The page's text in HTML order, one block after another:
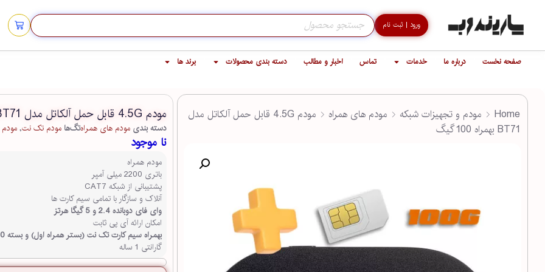
ورود | ثبت نام
صفحه نخست درباره ما خدمات تماس اخبار و مطالب دسته بندی محصولات برند ها
Home مودم و تجهیزات شبکه مودم های همراه
مودم 4.5G قابل حمل آلکاتل مدل
BT71 بهمراه 100 گیگ
مودم 4.5G قابل حمل آلکاتل مدل BT71 بهمراه 100 گیگ
دسته بندی مودم های همراهتگ‌ها مودم تک نت,مودم
نا موجود
مودم همراه
باتری 2200 میلی آمپر
پشتیبانی از شبکه CAT7
آنلاک و سازگار با تمامی سیم کارت ها
وای فای دوبانده 2.4 و 5 گیگا هرتز
امکان ارائه آی پی ثابت
بهمراه سیم کارت تک نت (بستر همراه اول) و بسته 100 گیگ 3 ماهه
گارانتی 1 ساله